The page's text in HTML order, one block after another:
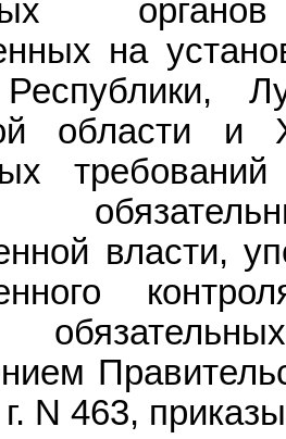
на
области и
власти,
N 463,